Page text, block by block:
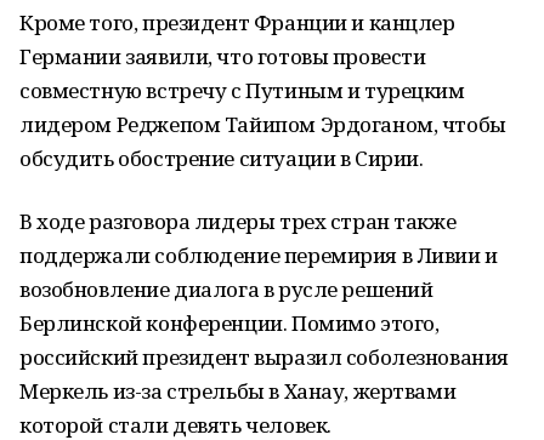
Кроме того, президент Франции и канцлер
Германии заявили, что готовы провести
совместную встречу с Путиным и турецким
лидером Реджепом Тайипом Эрдоганом, чтобы
обсудить обострение ситуации в Сирии.
В ходе разговора лидеры трех стран также
поддержали соблюдение перемирия в Ливии и
возобновление диалога в русле решений
Берлинской конференции. Помимо этого,
российский президент выразил соболезнования
Меркель из-за стрельбы в Ханау, жертвами
которой стали девять человек.